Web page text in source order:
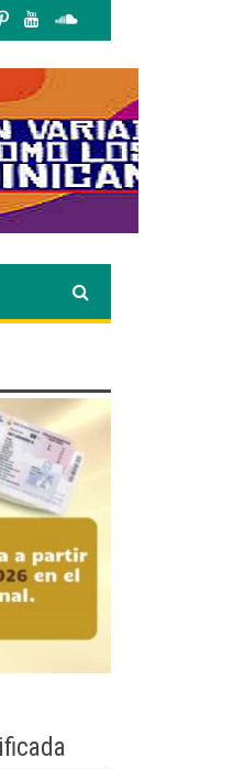
y Transformación Social al